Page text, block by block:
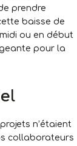
prendre
baisse de
ou en début
pour la
n’étaient
collaborateurs